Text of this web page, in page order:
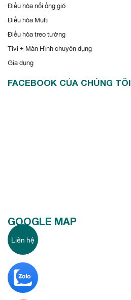
Điều hòa nối ống gió
Điều hòa Multi
Điều hòa treo tường
Tivi + Màn Hình chuyên dụng
Gia dụng
FACEBOOK CỦA CHÚNG TÔI
GOOGLE MAP
Liên hệ